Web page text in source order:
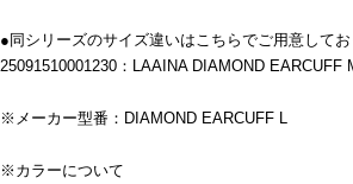
●同シリーズのサイズ違いはこちらでご用意してお
25091510001230：LAAINA DIAMOND EARCUFF
※メーカー型番：DIAMOND EARCUFF L
※カラーについて